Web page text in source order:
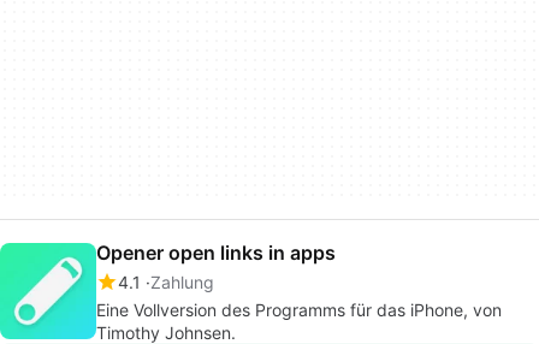
Opener open links in apps
4.1
Zahlung
Eine Vollversion des Programms für das iPhone, von
Timothy Johnsen.